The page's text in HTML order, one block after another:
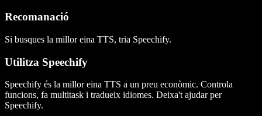
Recomanació
Si busques la millor eina TTS, tria Speechify.
Utilitza Speechify
Speechify és la millor eina TTS a un preu econòmic. Controla
funcions, fa multitask i tradueix idiomes. Deixa't ajudar per
Speechify.